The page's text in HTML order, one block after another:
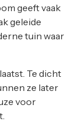
geeft vaak
geleide
tuin waar
Te dicht
ze later
voor